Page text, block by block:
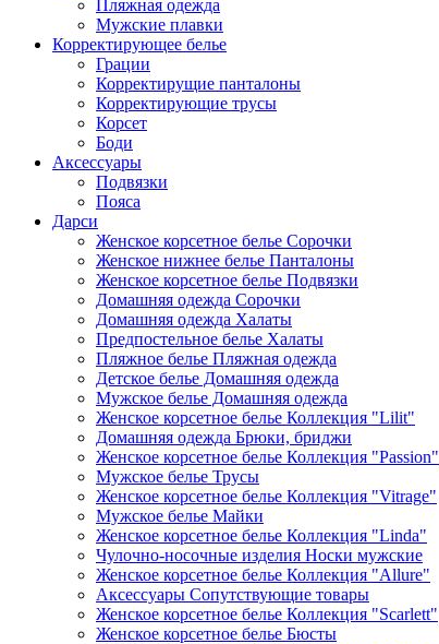
Пляжная одежда
Мужские плавки
Корректирующее белье
Грации
Корректирущие панталоны
Корректирующие трусы
Корсет
Боди
Аксессуары
Подвязки
Пояса
Дарси
Женское корсетное белье Сорочки
Женское нижнее белье Панталоны
Женское корсетное белье Подвязки
Домашняя одежда Сорочки
Домашняя одежда Халаты
Предпостельное белье Халаты
Пляжное белье Пляжная одежда
Детское белье Домашняя одежда
Мужское белье Домашняя одежда
Женское корсетное белье Коллекция "Lilit"
Домашняя одежда Брюки, бриджи
Женское корсетное белье Коллекция "Passion"
Мужское белье Трусы
Женское корсетное белье Коллекция "Vitrage"
Мужское белье Майки
Женское корсетное белье Коллекция "Linda"
Чулочно-носочные изделия Носки мужские
Женское корсетное белье Коллекция "Allure"
Аксессуары Сопутствующие товары
Женское корсетное белье Коллекция "Scarlett"
Женское корсетное белье Бюсты